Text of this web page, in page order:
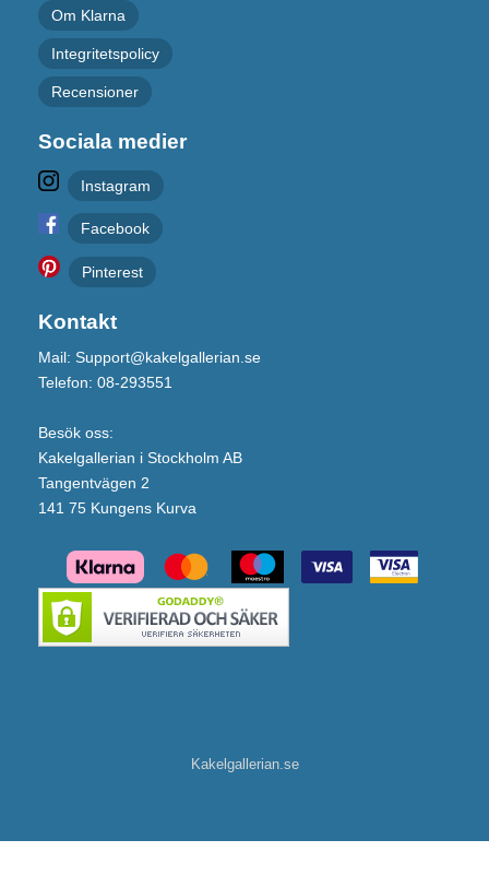
Om Klarna
Integritetspolicy
Recensioner
Sociala medier
Instagram
Facebook
Pinterest
Kontakt
Mail: Support@kakelgallerian.se
Telefon: 08-293551
Besök oss:
Kakelgallerian i Stockholm AB
Tangentvägen 2
141 75 Kungens Kurva
Kakelgallerian.se